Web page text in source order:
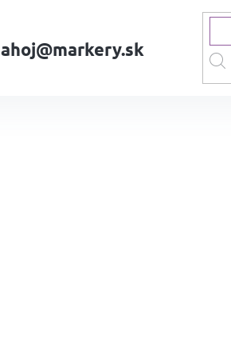
ahoj@markery.sk